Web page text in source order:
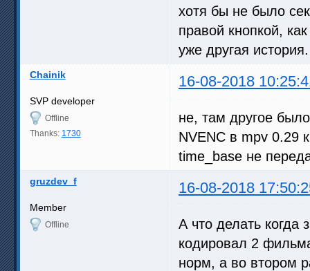
хотя бы не было
правой кнопкой,
уже другая история.
Chainik 16-08-2018
SVP developer
Offline
Thanks: 1730
не, там другое
NVENC в mpv 0.29
time_base не
gruzdev_f 16-08-2018
Member
Offline
А что делать когда
кодировал 2
норм, а во втором